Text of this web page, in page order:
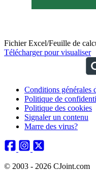
Fichier Excel/Feuille de
Télécharger pour visualiser
Conditions générales
Politique de
Politique des cookies
Signaler un contenu
Marre des virus?
© 2003 - 2026 CJoint.com